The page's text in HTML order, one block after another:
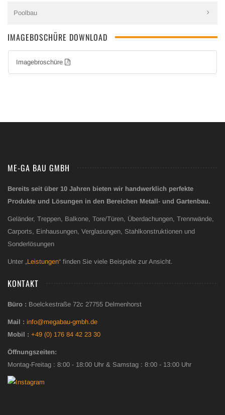
Poolbau
IMAGEBOSCHÜRE DOWNLOAD
Imagebroschüre
ME-GA BAU GMBH
Bereits seit über 10 Jahren bieten wir handwerklich perfekte
Produkte und Lösungen in den Bereichen Metall- und Gartenbau.
Geländer, Treppen, Balkone, Tore/Türen, Überdachungen, Trennwände,
Carports, Einhausungen, Verglasungen, Stahlkonstruktionen und
Sonderlösungen
Unter „Leistungen“ finden Sie viele Beispiele zur Ansicht.
KONTAKT
Büro : Boelckestraße 72c 27755 Delmenhorst
Mail : info@megabau-gmbh.de
Mobil : +49 (0) 176 84 42 23 30
Öffnungszeiten:
Montag-Freitag : 8:00 - 18:00 Uhr & Samstag : 8:00 - 13:00 Uhr